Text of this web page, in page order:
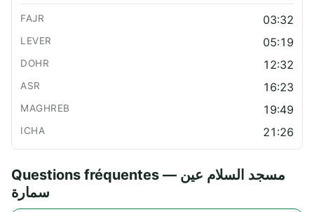
03:32
05:19
12:32
16:23
19:49
21:26
Questions fréquentes — مسجد السلام عين
سمارة